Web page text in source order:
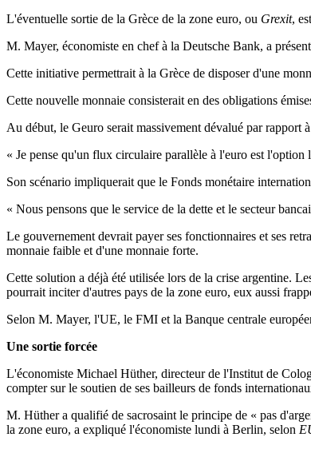
L'éventuelle sortie de la Grèce de la zone euro, ou Grexit,
M. Mayer, économiste en chef à la Deutsche Bank, a
Cette initiative permettrait à la Grèce de disposer d'une
Cette nouvelle monnaie consisterait en des obligations
Au début, le Geuro serait massivement dévalué par
« Je pense qu'un flux circulaire parallèle à l'euro est
Son scénario impliquerait que le Fonds monétaire
« Nous pensons que le service de la dette et le secteur
Le gouvernement devrait payer ses fonctionnaires et ses
monnaie faible et d'une monnaie forte.
Cette solution a déjà été utilisée lors de la crise argentine.
pourrait inciter d'autres pays de la zone euro, eux aussi
Selon M. Mayer, l'UE, le FMI et la Banque centrale
Une sortie forcée
L'économiste Michael Hüther, directeur de l'Institut de
compter sur le soutien de ses bailleurs de fonds
M. Hüther a qualifié de sacrosaint le principe de « pas
la zone euro, a expliqué l'économiste lundi à Berlin, selon